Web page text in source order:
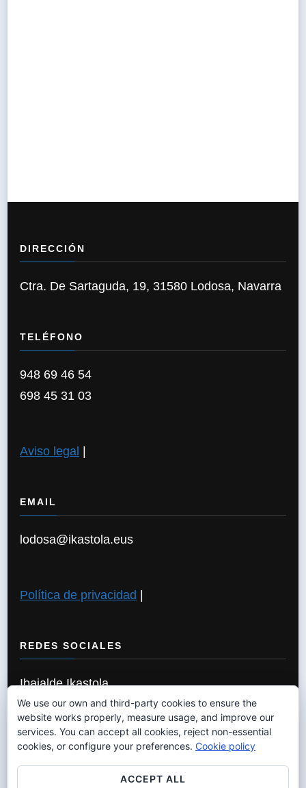
DIRECCIÓN
Ctra. De Sartaguda, 19, 31580 Lodosa, Navarra
TELÉFONO
948 69 46 54
698 45 31 03
Aviso legal
EMAIL
lodosa@ikastola.eus
Política de privacidad
REDES SOCIALES
Ibaialde Ikastola
Política de Cookies|
We use our own and third-party cookies to ensure the
website works properly, measure usage, and improve our
services. You can accept all cookies, reject non-essential
cookies, or configure your preferences. Cookie policy
ACCEPT ALL